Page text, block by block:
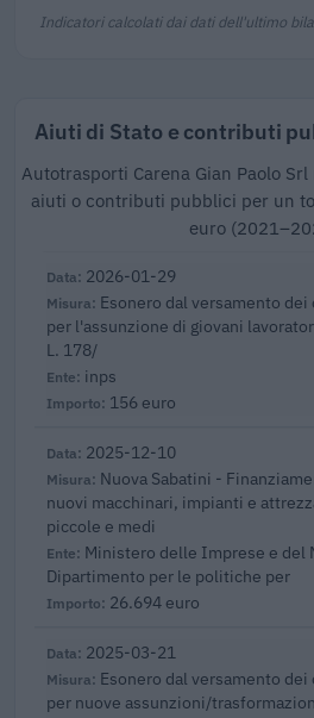
Indicatori calcolati dai dati dell'ultimo
Aiuti di Stato e contributi
Autotrasporti Carena Gian Paolo
aiuti o contributi pubblici per un
euro
2026-01-29
Esonero dal versamento
per l'assunzione di giovani
L. 178/
inps
156 euro
2025-12-10
Nuova Sabatini -
nuovi macchinari, impianti e
piccole e medi
Ministero delle Imprese e del
Dipartimento per le politiche per
26.694 euro
2025-03-21
Esonero dal versamento
per nuove assunzioni/